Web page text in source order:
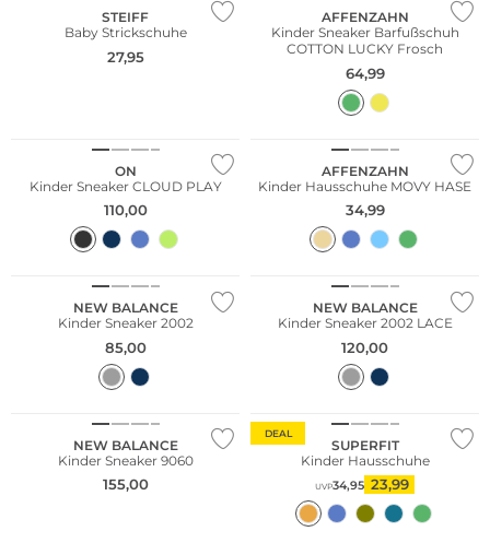
STEIFF
Baby Strickschuhe
27,95
AFFENZAHN
Kinder Sneaker Barfußschuh
COTTON LUCKY Frosch
64,99
ON
Kinder Sneaker CLOUD PLAY
110,00
AFFENZAHN
Kinder Hausschuhe MOVY HASE
34,99
NEW BALANCE
Kinder Sneaker 2002
85,00
NEW BALANCE
Kinder Sneaker 2002 LACE
120,00
NEW BALANCE
Kinder Sneaker 9060
155,00
DEAL
SUPERFIT
Kinder Hausschuhe
UVP34,95 23,99